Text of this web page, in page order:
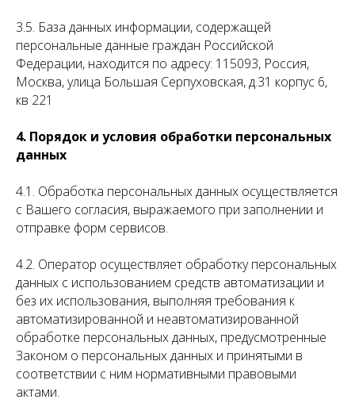
3.5. База данных информации, содержащей
персональные данные граждан Российской
Федерации, находится по адресу: 115093, Россия,
Москва, улица Большая Серпуховская, д.31 корпус 6,
кв 221
4. Порядок и условия обработки персональных
данных
4.1. Обработка персональных данных осуществляется
с Вашего согласия, выражаемого при заполнении и
отправке форм сервисов.
4.2. Оператор осуществляет обработку персональных
данных с использованием средств автоматизации и
без их использования, выполняя требования к
автоматизированной и неавтоматизированной
обработке персональных данных, предусмотренные
Законом о персональных данных и принятыми в
соответствии с ним нормативными правовыми
актами.